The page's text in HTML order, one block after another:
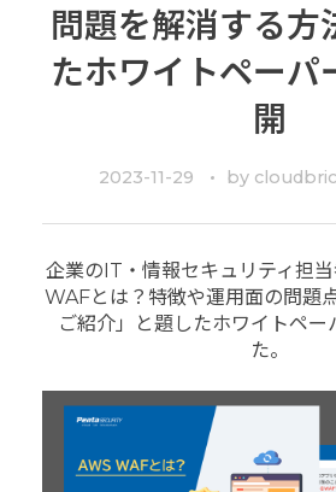
問題を解消する方
たホワイトペーパ
開
2023-11-29 by cloudbric
企業のIT・情報セキュリティ担
WAFとは？特徴や運用面の問題
ご紹介」と題したホワイトペー
た。